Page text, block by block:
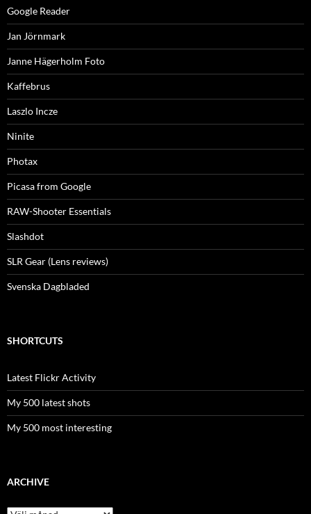
Google Reader
Jan Jörnmark
Janne Hägerholm Foto
Kaffebrus
Laszlo Incze
Ninite
Photax
Picasa from Google
RAW-Shooter Essentials
Slashdot
SLR Gear (Lens reviews)
Svenska Dagbladed
SHORTCUTS
Latest Flickr Activity
My 500 latest shots
My 500 most interesting
ARCHIVE